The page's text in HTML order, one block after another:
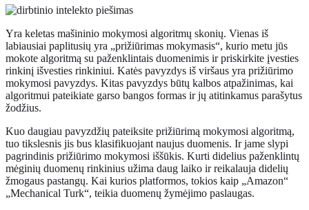
Yra keletas mašininio mokymosi algoritmų skonių. Vienas iš
labiausiai paplitusių yra „prižiūrimas mokymasis“, kurio metu jūs
mokote algoritmą su paženklintais duomenimis ir priskirkite įvesties
rinkinį išvesties rinkiniui. Katės pavyzdys iš viršaus yra prižiūrimo
mokymosi pavyzdys. Kitas pavyzdys būtų kalbos atpažinimas, kai
algoritmui pateikiate garso bangos formas ir jų atitinkamus parašytus
žodžius.
Kuo daugiau pavyzdžių pateiksite prižiūrimą mokymosi algoritmą,
tuo tikslesnis jis bus klasifikuojant naujus duomenis. Ir jame slypi
pagrindinis prižiūrimo mokymosi iššūkis. Kurti didelius paženklintų
mėginių duomenų rinkinius užima daug laiko ir reikalauja didelių
žmogaus pastangų. Kai kurios platformos, tokios kaip „Amazon“
„Mechanical Turk“, teikia duomenų žymėjimo paslaugas.